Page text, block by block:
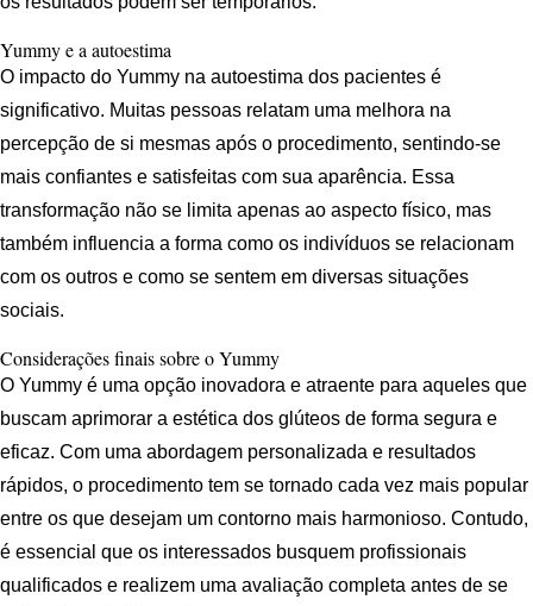
Yummy e a autoestima
O impacto do Yummy na autoestima dos pacientes é
significativo. Muitas pessoas relatam uma melhora na
percepção de si mesmas após o procedimento, sentindo-se
mais confiantes e satisfeitas com sua aparência. Essa
transformação não se limita apenas ao aspecto físico, mas
também influencia a forma como os indivíduos se relacionam
com os outros e como se sentem em diversas situações
sociais.
Considerações finais sobre o Yummy
O Yummy é uma opção inovadora e atraente para aqueles que
buscam aprimorar a estética dos glúteos de forma segura e
eficaz. Com uma abordagem personalizada e resultados
rápidos, o procedimento tem se tornado cada vez mais popular
entre os que desejam um contorno mais harmonioso. Contudo,
é essencial que os interessados busquem profissionais
qualificados e realizem uma avaliação completa antes de se